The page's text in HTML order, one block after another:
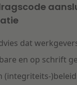
dat
en op schrift
(integriteits-